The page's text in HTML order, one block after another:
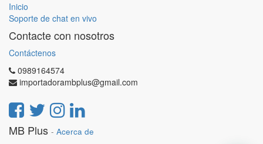
Inicio
Soporte de chat en vivo
Contacte con nosotros
Contáctenos
0989164574
importadorambplus@gmail.com
MB Plus - Acerca de